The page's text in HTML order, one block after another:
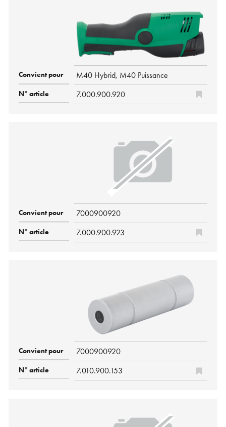
M40 Hybrid, M40 Puissance
7.000.900.920
7000900920
7.000.900.923
7000900920
7.010.900.153